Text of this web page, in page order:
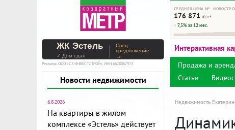
СРЕДНЯЯ ЦЕНА М² ·
176 871 ₽/м²
↑ 7,5% за 12 мес.
ЖК Эстель
✓ Дом сдан
Спец-
предложение
→
Реклама. ООО «СЗ ИНВЕСТСТРОЙ», ИНН 6678067973
Новости недвижимости
6.8.2026
На квартиры в жилом
комплексе «Эстель» действует
Интерактивная
Продажа и
Статьи
Недвижимость